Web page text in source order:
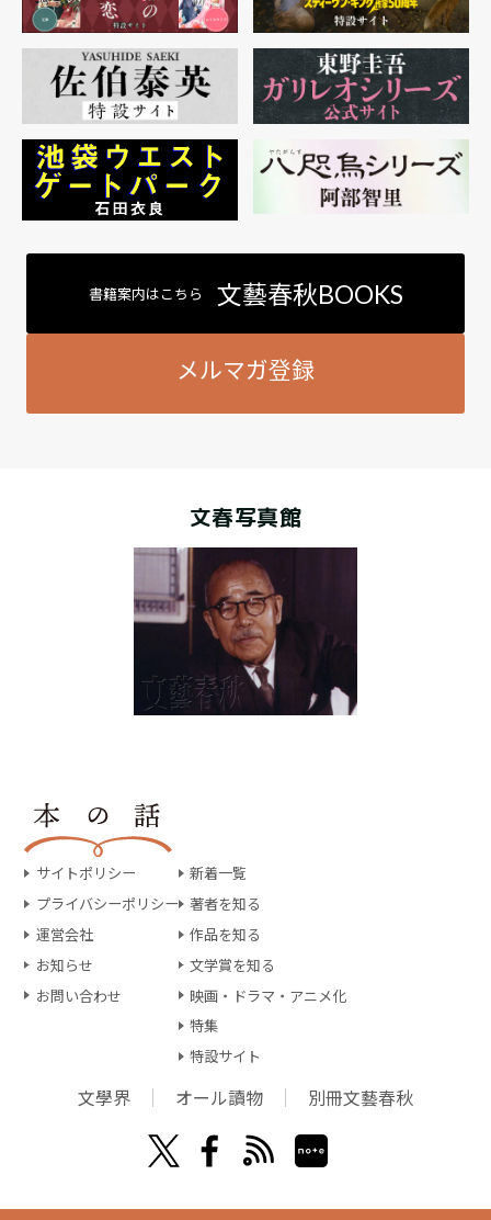
書籍案内はこちら 文藝春秋BOOKS
メルマガ登録
文春写真館
サイトポリシー
プライバシーポリシー
運営会社
お知らせ
お問い合わせ
新着一覧
著者を知る
作品を知る
文学賞を知る
映画・ドラマ・アニメ化
特集
特設サイト
文學界 オール讀物 別冊文藝春秋